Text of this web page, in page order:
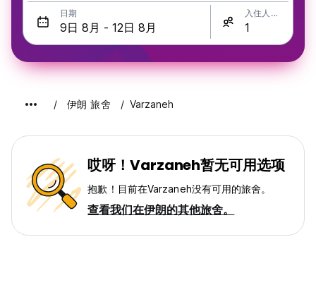
日期 入住人数
伊朗 旅舍 Varzaneh
哎呀！Varzaneh暂无可用选项
抱歉！目前在Varzaneh没有可用的旅舍。
查看我们在伊朗的其他旅舍。